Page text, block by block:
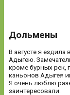
Дольмены
В августе я ездила
Адыгею.
кроме бурных рек,
каньонов Адыгея
Я очень люблю
заинтересовали.